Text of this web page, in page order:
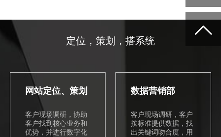

定位，策划，搭系统
网站定位、策划
客户现场调研，协助
客户找到核心业务和
优势，并进行数字化
数据营销部
客户现场调研，客户
按标准提供数据，找
出关键词吻合度，用